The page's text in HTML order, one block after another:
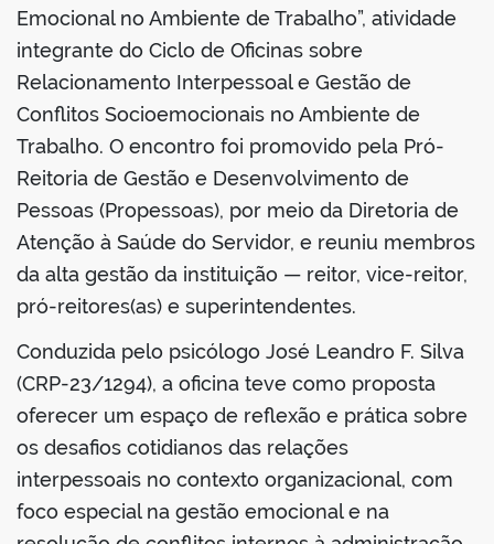
Emocional no Ambiente de Trabalho”, atividade
integrante do Ciclo de Oficinas sobre
Relacionamento Interpessoal e Gestão de
Conflitos Socioemocionais no Ambiente de
Trabalho. O encontro foi promovido pela Pró-
Reitoria de Gestão e Desenvolvimento de
Pessoas (Propessoas), por meio da Diretoria de
Atenção à Saúde do Servidor, e reuniu membros
da alta gestão da instituição — reitor, vice-reitor,
pró-reitores(as) e superintendentes.
Conduzida pelo psicólogo José Leandro F. Silva
(CRP-23/1294), a oficina teve como proposta
oferecer um espaço de reflexão e prática sobre
os desafios cotidianos das relações
interpessoais no contexto organizacional, com
foco especial na gestão emocional e na